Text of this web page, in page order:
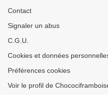
Contact
Signaler un abus
C.G.U.
Cookies et données
Préférences cookies
Voir le profil de